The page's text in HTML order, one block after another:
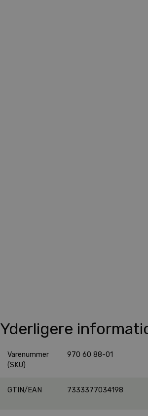
Yderligere
Varenummer
(SKU)
970 60 88-01
GTIN/EAN 7333377034198